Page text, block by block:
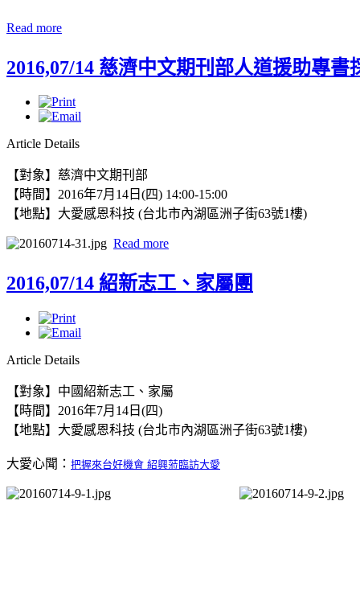
Read more
2016,07/14 慈濟中文期刊部人道援助專書
Article Details
【對象】慈濟中文期刊部
【時間】2016年7月14日(四) 14:00-15:00
【地點】 大愛感恩科技 (台北市內湖區洲子街63號1樓)
Read more
2016,07/14 紹新志工、家屬團
Article Details
【對象】中國紹新志工、家屬
【時間】2016年7月14日(四)
【地點】 大愛感恩科技 (台北市內湖區洲子街63號1樓)
大愛心聞： 把握來台好機會 紹興蒞臨訪大愛